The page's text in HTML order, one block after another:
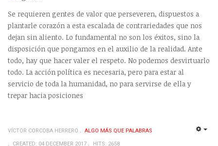
Se requieren gentes de valor que perseveren, dispuestos a
plantarle corazón a esta escalada de contrariedades que nos
dejan sin aliento. Lo fundamental no son los éxitos, sino la
disposición que pongamos en el auxilio de la realidad. Ante
todo, hay que hacer valer el respeto. No podemos desvirtuarlo
todo. La acción política es necesaria, pero para estar al
servicio de toda la humanidad, no para servirse de ella y
trepar hacia posiciones
VÍCTOR CORCOBA HERRERO
ALGO MÁS QUE PALABRAS
CREATED: 04 DECEMBER 2017
HITS: 2658